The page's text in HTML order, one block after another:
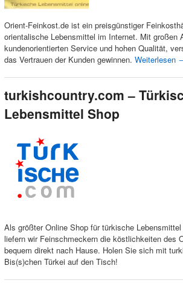
Orient-Feinkost.de ist ein preisgünstiger
orientalische Lebensmittel im Internet. Mit großen
kundenorientierten Service und hohen Qualität,
das Vertrauen der Kunden gewinnen. Weiterlesen
turkishcountry.com –
Lebensmittel Shop
Als größter Online Shop für türkische
liefern wir Feinschmeckern die köstlichkeiten des
bequem direkt nach Hause. Holen Sie sich mit
Bis(s)chen Türkei auf den Tisch!